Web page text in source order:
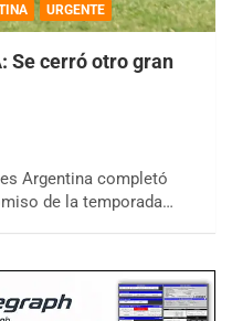
URGENTE
Se cerró otro gran
Argentina completó
de la temporada…